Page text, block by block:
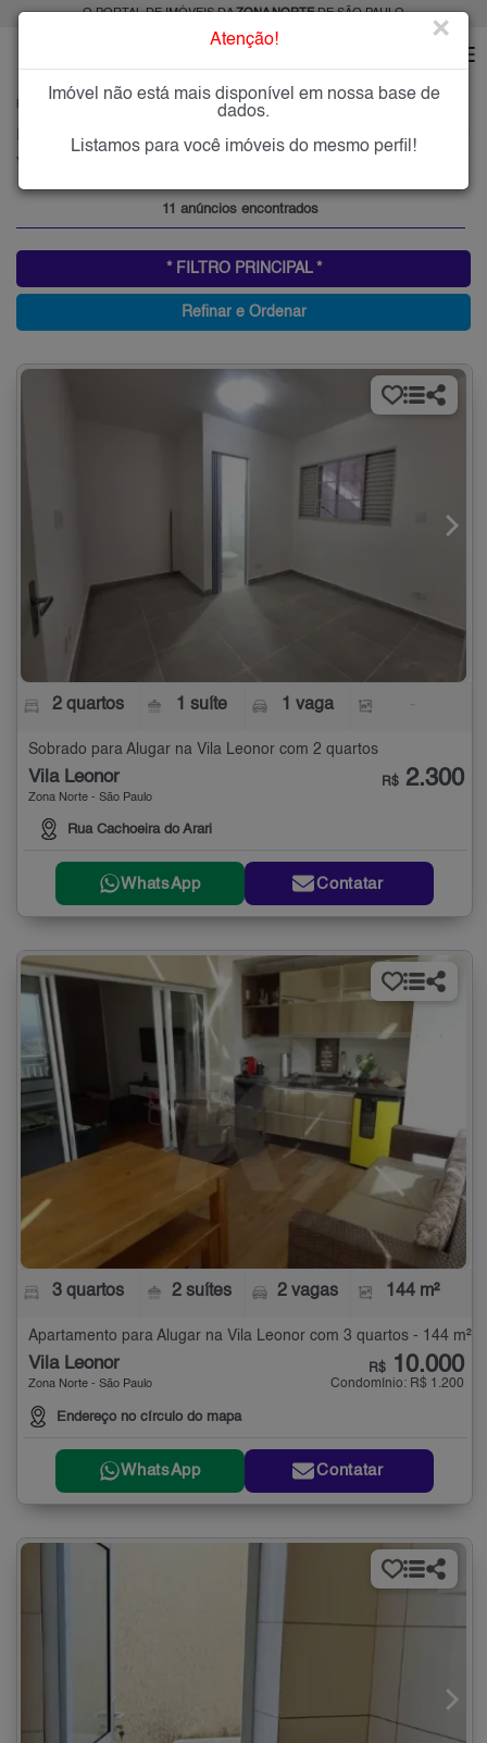
O PORTAL DE IMÓVEIS DAZONA NORTEDE SÃO PAULO
VILA LEONOR
Imóveis para Alugar na Vila Leonor, Zona Norte de São Paulo, SP
Vila Leonor, Zona Norte
11 anúncios encontrados
* FILTRO PRINCIPAL *
Refinar e Ordenar
2 quartos 1 suíte 1 vaga
Sobrado para Alugar na Vila Leonor com 2 quartos
Vila Leonor
Zona Norte - São Paulo
Rua Cachoeira do Arari
R$ 2.300
WhatsApp Contatar
3 quartos 2 suítes 2 vagas 144 m²
Apartamento para Alugar na Vila Leonor com 3 quartos - 144 m²
Vila Leonor
Zona Norte - São Paulo
Endereço no círculo do mapa
R$ 10.000
Condomínio: R$ 1.200
WhatsApp Contatar
Atenção! ×
Imóvel não está mais disponível em nossa base de
dados.
Listamos para você imóveis do mesmo perfil!